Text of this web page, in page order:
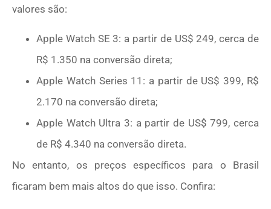
valores são:
Apple Watch SE 3: a partir de US$ 249, cerca de
R$ 1.350 na conversão direta;
Apple Watch Series 11: a partir de US$ 399, R$
2.170 na conversão direta;
Apple Watch Ultra 3: a partir de US$ 799, cerca
de R$ 4.340 na conversão direta.
No entanto, os preços específicos para o Brasil
ficaram bem mais altos do que isso. Confira: